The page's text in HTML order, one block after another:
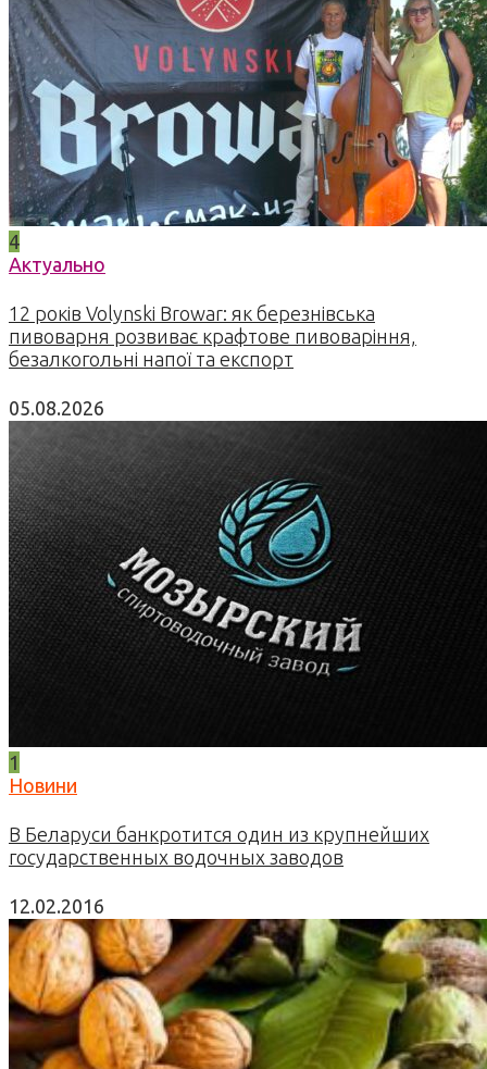
4
Актуально
12 років Volynski Browar: як березнівська
пивоварня розвиває крафтове пивоваріння,
безалкогольні напої та експорт
05.08.2026
1
Новини
В Беларуси банкротится один из крупнейших
государственных водочных заводов
12.02.2016